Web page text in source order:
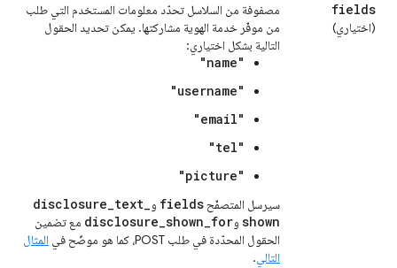
fields
(اختياري)
مصفوفة من السلاسل تحدّد معلومات المستخدم التي طلب
من موفّر خدمة الهوية مشاركتها. يمكن تحديد الحقول
التالية بشكل اختياري:
"name"
"username"
"email"
"tel"
"picture"
سيرسل المتصفّحfields و disclosure_text_
shown و disclosure_shown_for
مع تضمين
الحقول المحدّدة في طلب POST، كما هو موضّح في
المثال
التالي.